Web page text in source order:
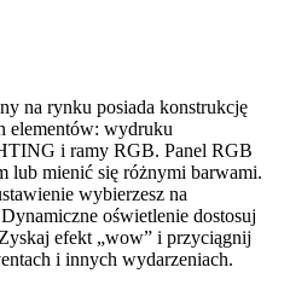
na rynku posiada konstrukcję
elementów: wydruku
i ramy RGB. Panel RGB
lub mienić się różnymi barwami.
wybierzesz na
oświetlenie dostosuj
efekt „wow” i przyciągnij
i innych wydarzeniach.